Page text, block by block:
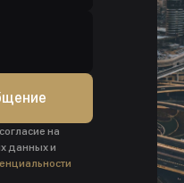
на
данных и